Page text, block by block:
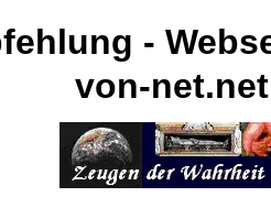
-
von-net.net